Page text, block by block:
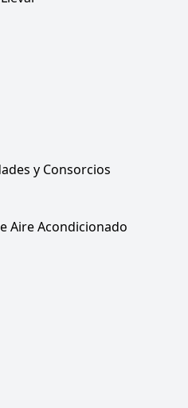
y Consorcios
Aire Acondicionado